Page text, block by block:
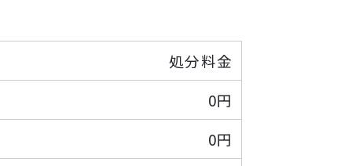
処分料金
0円
0円